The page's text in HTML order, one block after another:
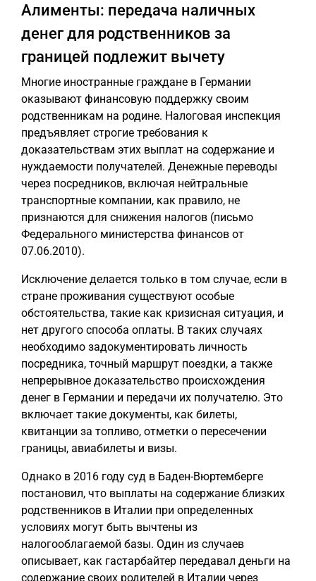
Алименты: передача наличных
денег для родственников за
границей подлежит вычету
Многие иностранные граждане в Германии
оказывают финансовую поддержку своим
родственникам на родине. Налоговая инспекция
предъявляет строгие требования к
доказательствам этих выплат на содержание и
нуждаемости получателей. Денежные переводы
через посредников, включая нейтральные
транспортные компании, как правило, не
признаются для снижения налогов (письмо
Федерального министерства финансов от
07.06.2010).
Исключение делается только в том случае, если в
стране проживания существуют особые
обстоятельства, такие как кризисная ситуация, и
нет другого способа оплаты. В таких случаях
необходимо задокументировать личность
посредника, точный маршрут поездки, а также
непрерывное доказательство происхождения
денег в Германии и передачи их получателю. Это
включает такие документы, как билеты,
квитанции за топливо, отметки о пересечении
границы, авиабилеты и визы.
Однако в 2016 году суд в Баден-Вюртемберге
постановил, что выплаты на содержание близких
родственников в Италии при определенных
условиях могут быть вычтены из
налогооблагаемой базы. Один из случаев
описывает, как гастарбайтер передавал деньги на
содержание своих родителей в Италии через